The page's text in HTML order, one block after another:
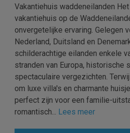
Vakantiehuis waddeneilanden Het
vakantiehuis op de
onvergetelijke ervaring. Gelegen
Nederland, Duitsland en
schilderachtige eilanden enkele
stranden van Europa, historische
spectaculaire vergezichten.
om luxe villa's en charmante
perfect zijn voor een familie-
romantisch... Lees meer